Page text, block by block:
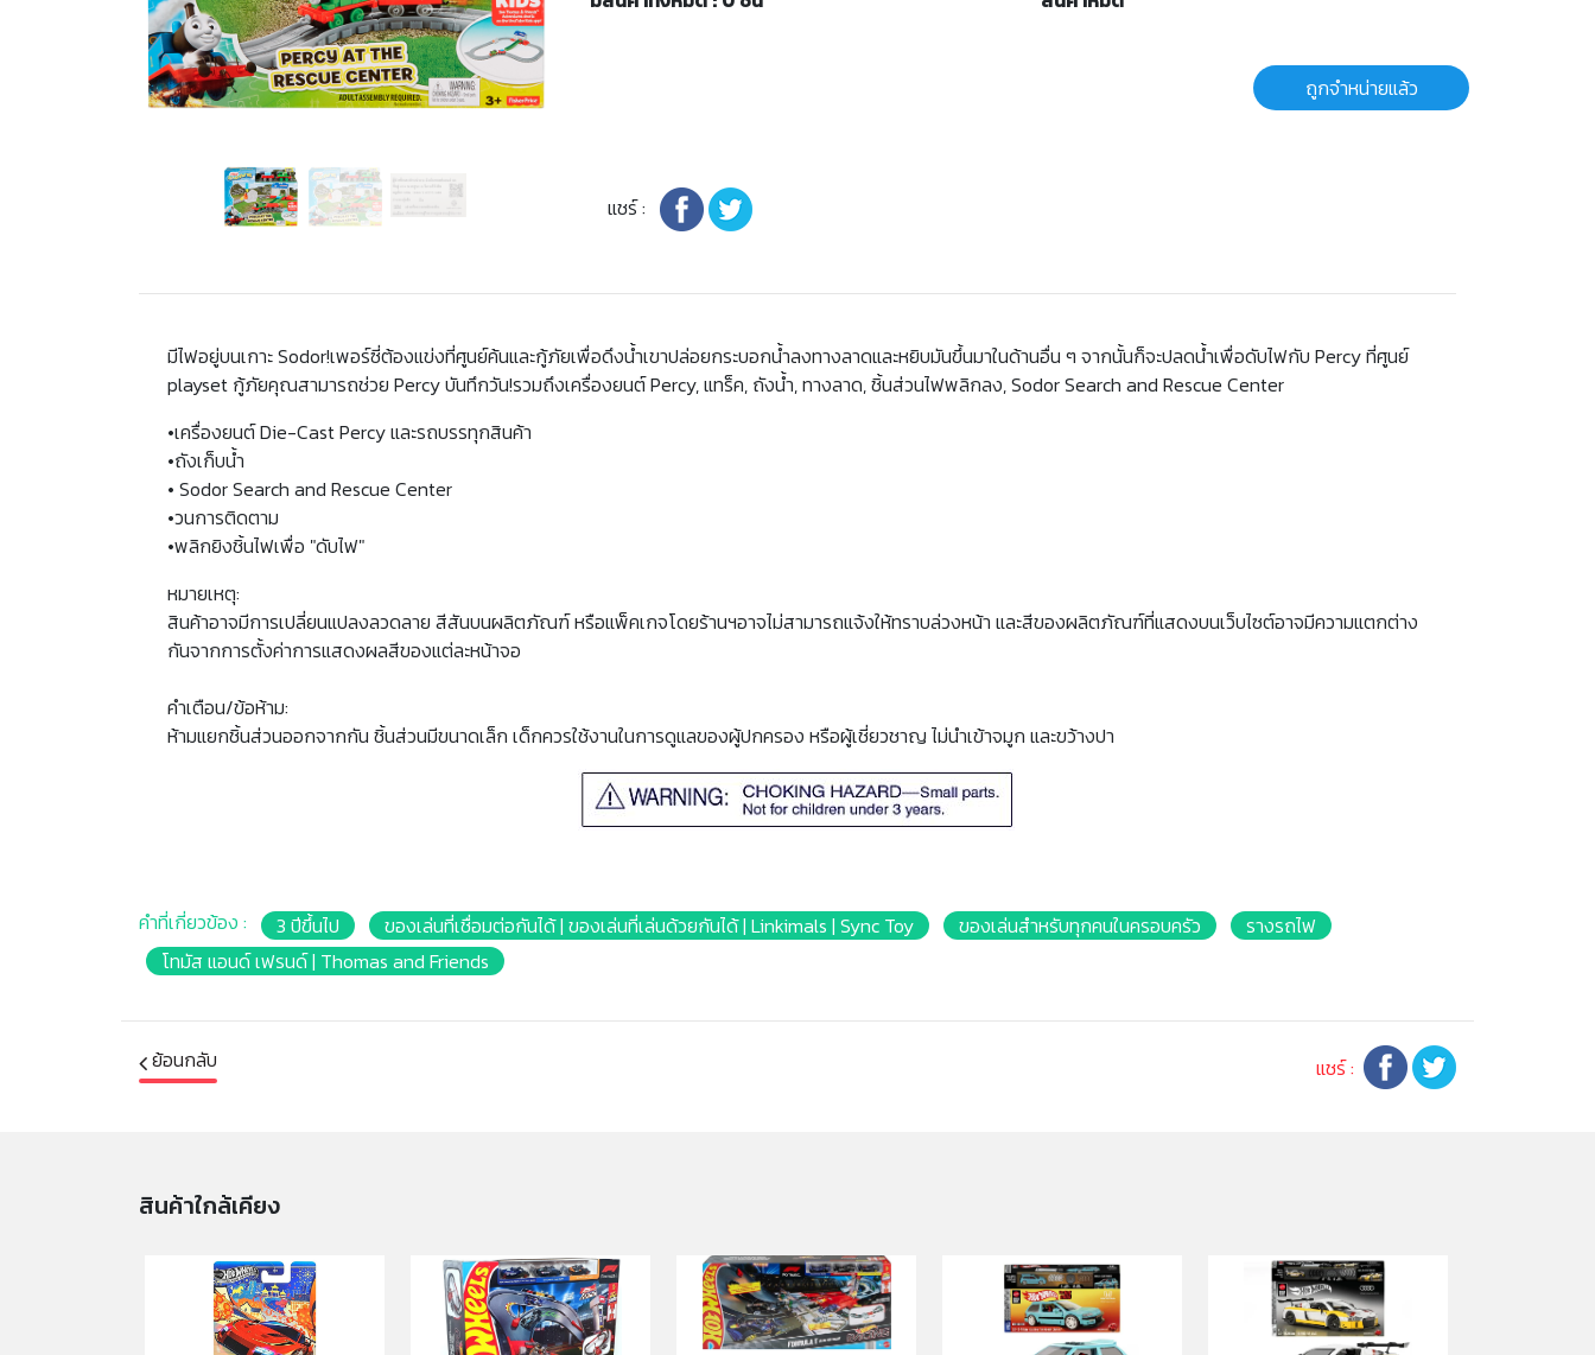
ถูกจำหน่ายแล้ว
แชร์ :
มีไฟอยู่บนเกาะ Sodor!เพอร์ซี่ต้องแข่งที่ศูนย์ค้นและกู้ภัยเพื่อดึงน้ำเขาปล่อยกระบอกน้ำลงทางลาดและหยิบมันขึ้นมาในด้านอื่น ๆ จากนั้นก็จะปลดน้ำเพื่อดับไฟกับ Percy ที่ศูนย์
playset กู้ภัยคุณสามารถช่วย Percy บันทึกวัน!รวมถึงเครื่องยนต์ Percy, แทร็ค, ถังน้ำ, ทางลาด, ชิ้นส่วนไฟพลิกลง, Sodor Search and Rescue Center
•เครื่องยนต์ Die-Cast Percy และรถบรรทุกสินค้า
•ถังเก็บน้ำ
• Sodor Search and Rescue Center
•วนการติดตาม
•พลิกยิงชิ้นไฟเพื่อ "ดับไฟ"
หมายเหตุ:
สินค้าอาจมีการเปลี่ยนแปลงลวดลาย สีสันบนผลิตภัณฑ์ หรือแพ็คเกจโดยร้านฯอาจไม่สามารถแจ้งให้ทราบล่วงหน้า และสีของผลิตภัณฑ์ที่แสดงบนเว็บไซต์อาจมีความแตกต่าง
กันจากการตั้งค่าการแสดงผลสีของแต่ละหน้าจอ
คำเตือน/ข้อห้าม:
ห้ามแยกชิ้นส่วนออกจากกัน ชิ้นส่วนมีขนาดเล็ก เด็กควรใช้งานในการดูแลของผู้ปกครอง หรือผู้เชี่ยวชาญ ไม่นำเข้าจมูก และขว้างปา
คำที่เกี่ยวข้อง : 3 ปีขึ้นไป ของเล่นที่เชื่อมต่อกันได้ | ของเล่นที่เล่นด้วยกันได้ | Linkimals | Sync Toy ของเล่นสำหรับทุกคนในครอบครัว
รางรถไฟ
โทมัส แอนด์ เฟรนด์ | Thomas and Friends
ย้อนกลับ แชร์ :
สินค้าใกล้เคียง